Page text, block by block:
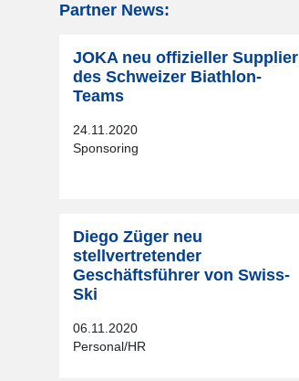
Partner News:
JOKA neu offizieller Supplier
des Schweizer Biathlon-
Teams
24.11.2020
Sponsoring
Diego Züger neu
stellvertretender
Geschäftsführer von Swiss-
Ski
06.11.2020
Personal/HR